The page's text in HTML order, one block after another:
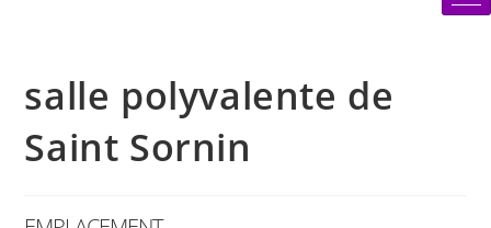
salle polyvalente de
Saint Sornin